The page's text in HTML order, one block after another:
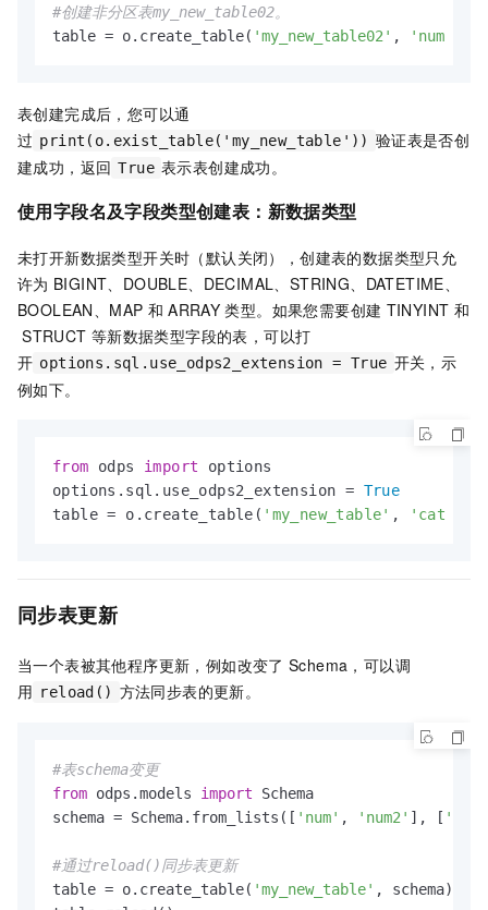
#创建非分区表my_new_table02。
table = o.create_table( 'my_new_table02' , 'num
表创建完成后，您可以通
过 print(o.exist_table('my_new_table')) 验证表是否创
建成功，返回 True 表示表创建成功。
使用字段名及字段类型创建表：新数据类型
未打开新数据类型开关时（默认关闭），创建表的数据类型只允
许为 BIGINT、DOUBLE、DECIMAL、STRING、DATETIME、
BOOLEAN、MAP 和 ARRAY 类型。如果您需要创建 TINYINT 和
STRUCT 等新数据类型字段的表，可以打
开 options.sql.use_odps2_extension = True 开关，示
例如下。
from odps import options
options.sql.use_odps2_extension = True
table = o.create_table( 'my_new_table' , 'cat
同步表更新
当一个表被其他程序更新，例如改变了 Schema，可以调
用 reload() 方法同步表的更新。
#表schema变更
from odps.models import Schema
schema = Schema.from_lists([ 'num' , 'num2' ], [
#通过reload()同步表更新
table = o.create_table( 'my_new_table' , schema)